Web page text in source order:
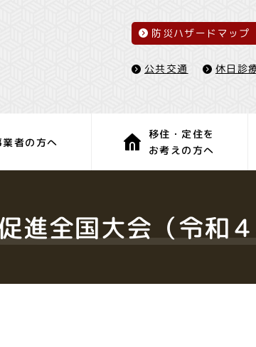
防災ハザードマップ
公共交通 休日診
業者の方へ
移住・定住を
お考えの方へ
進全国大会（令和